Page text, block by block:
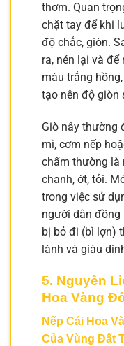
thơm. Quan
chặt tay để khi
độ chắc, giòn.
ra, nén lại và
màu trắng
tạo nên độ giòn
Giò nây thường
mì, cơm nếp
chấm thường là
chanh, ớt, tỏi.
trong việc sử
người dân đồng
bị bỏ đi (bì lợn)
lành và giàu
5. Nguyên
Hoa Vàng
Nếp Cái Hoa
Của Vùng Đất